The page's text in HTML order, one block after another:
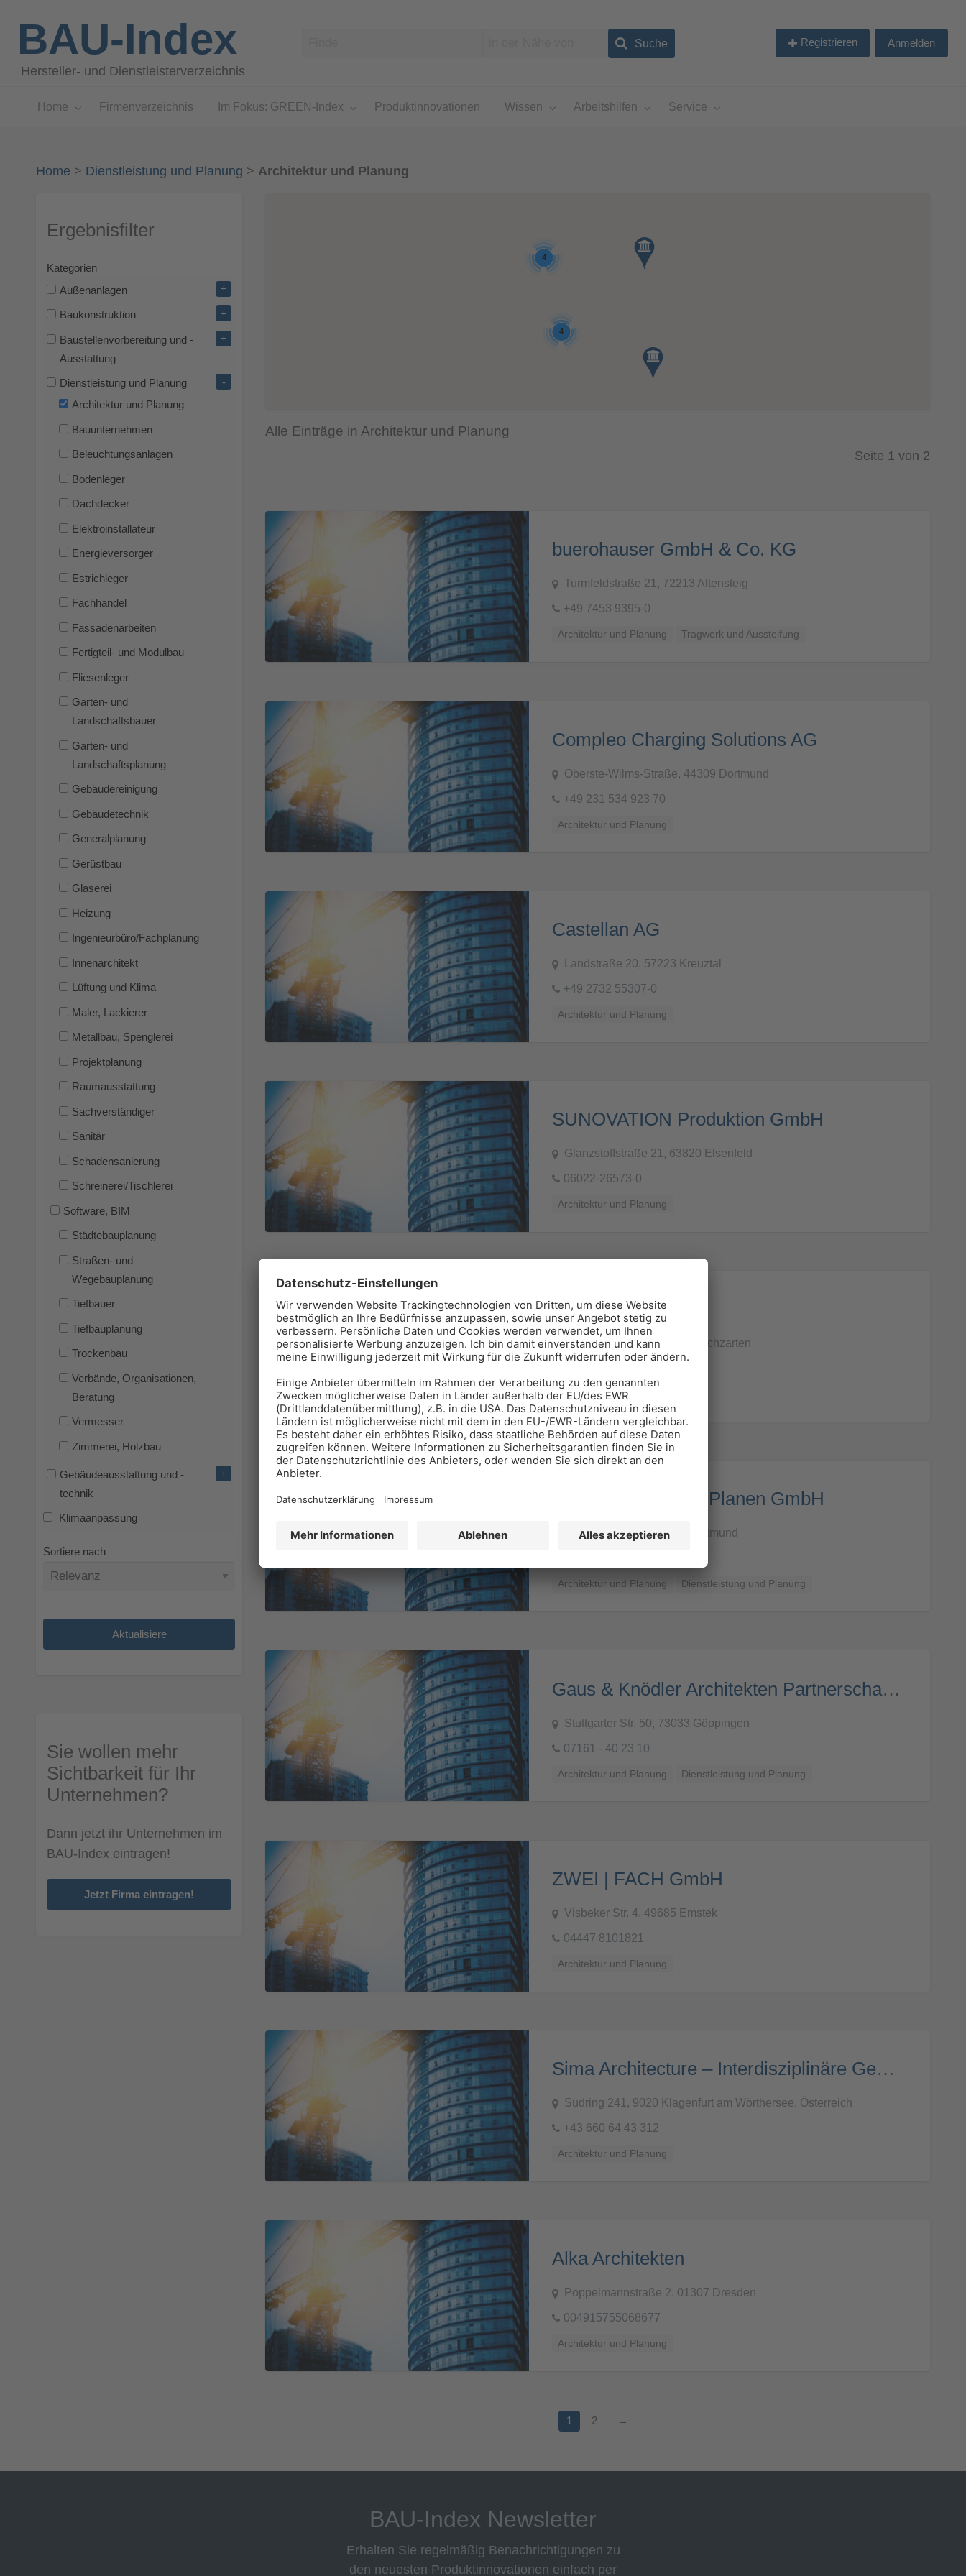
BAU-Index
Hersteller- und Dienstleisterverzeichnis
Registrieren Anmelden
Home Firmenverzeichnis Im Fokus: GREEN-Index Produktinnovationen Wissen Arbeitshilfen Service
Home > Dienstleistung und Planung > Architektur und Planung
Ergebnisfilter
Kategorien
Außenanlagen
+
Baukonstruktion +
Baustellenvorbereitung und -
Ausstattung
+
Dienstleistung und Planung -
Architektur und Planung
Bauunternehmen
Beleuchtungsanlagen
Bodenleger
Dachdecker
Elektroinstallateur
Energieversorger
Estrichleger
Fachhandel
Fassadenarbeiten
Fertigteil- und Modulbau
Fliesenleger
Garten- und
Landschaftsbauer
Garten- und
Landschaftsplanung
Gebäudereinigung
Gebäudetechnik
Generalplanung
Gerüstbau
Glaserei
Heizung
Ingenieurbüro/Fachplanung
Innenarchitekt
Lüftung und Klima
Maler, Lackierer
Metallbau, Spenglerei
Projektplanung
Raumausstattung
Sachverständiger
Sanitär
Schadensanierung
Schreinerei/Tischlerei
Software, BIM
Städtebauplanung
Straßen- und
Wegebauplanung
Tiefbauer
Tiefbauplanung
Trockenbau
Verbände, Organisationen,
Beratung
Vermesser
Zimmerei, Holzbau
Gebäudeausstattung und -
technik
+
Klimaanpassung
Sortiere nach
Sie wollen mehr
Sichtbarkeit für Ihr
Unternehmen?
Dann jetzt ihr Unternehmen im
BAU-Index eintragen!
Jetzt Firma eintragen!
4
4
Alle Einträge in Architektur und Planung
Seite 1 von 2
buerohauser GmbH & Co. KG
Turmfeldstraße 21, 72213 Altensteig
+49 7453 9395-0
Architektur und Planung Tragwerk und Aussteifung
Compleo Charging Solutions AG
Oberste-Wilms-Straße, 44309 Dortmund
+49 231 534 923 70
Architektur und Planung
Castellan AG
Landstraße 20, 57223 Kreuztal
+49 2732 55307-0
Architektur und Planung
SUNOVATION Produktion GmbH
Glanzstoffstraße 21, 63820 Elsenfeld
06022-26573-0
Architektur und Planung
A-Plus-Architekten
Feldbergstraße 8, 79199 Kirchzarten
Architektur und Planung
Assmann Beraten+Planen GmbH
Baroper Str. 237, 44227 Dortmund
Architektur und Planung Dienstleistung und Planung
Gaus & Knödler Architekten Partnerschaft mbB
Stuttgarter Str. 50, 73033 Göppingen
07161 - 40 23 10
Architektur und Planung Dienstleistung und Planung
ZWEI | FACH GmbH
Visbeker Str. 4, 49685 Emstek
04447 8101821
Architektur und Planung
Sima Architecture – Interdisziplinäre Gesellschaft mit ZT für Architektur und Baugewerbe GmbH
Südring 241, 9020 Klagenfurt am Wörthersee, Österreich
+43 660 64 43 312
Architektur und Planung
Alka Architekten
Pöppelmannstraße 2, 01307 Dresden
004915755068677
Architektur und Planung
1 2 →
BAU-Index Newsletter
Erhalten Sie regelmäßig Benachrichtigungen zu
den neuesten Produktinnovationen einfach per